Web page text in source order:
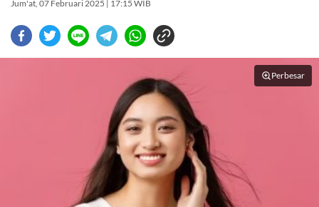
Jum'at, 07 Februari 2025 | 17:15 WIB
Perbesar